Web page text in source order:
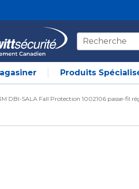
Recherche sur
Produits
DBI-SALA Fall Protection 1002106 passe-fil